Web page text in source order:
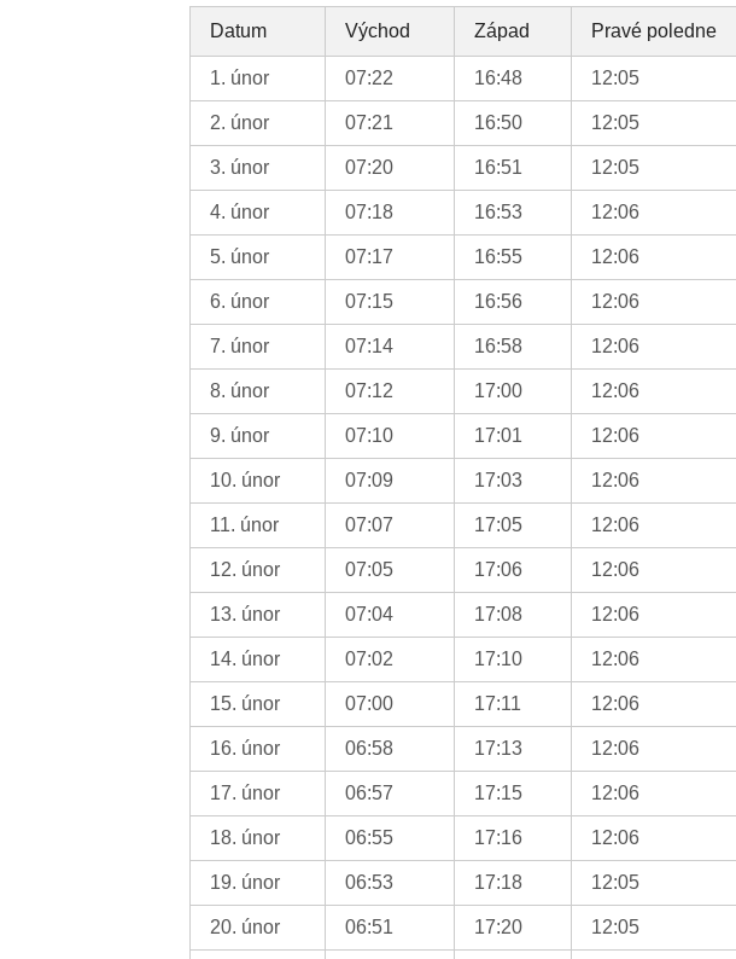
Datum Východ Západ Pravé poledne
1. únor 07:22 16:48 12:05
2. únor 07:21 16:50 12:05
3. únor 07:20 16:51 12:05
4. únor 07:18 16:53 12:06
5. únor 07:17 16:55 12:06
6. únor 07:15 16:56 12:06
7. únor 07:14 16:58 12:06
8. únor 07:12 17:00 12:06
9. únor 07:10 17:01 12:06
10. únor 07:09 17:03 12:06
11. únor 07:07 17:05 12:06
12. únor 07:05 17:06 12:06
13. únor 07:04 17:08 12:06
14. únor 07:02 17:10 12:06
15. únor 07:00 17:11 12:06
16. únor 06:58 17:13 12:06
17. únor 06:57 17:15 12:06
18. únor 06:55 17:16 12:06
19. únor 06:53 17:18 12:05
20. únor 06:51 17:20 12:05